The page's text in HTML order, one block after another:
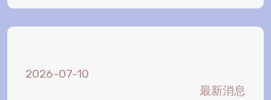
2026-07-10
最新消息